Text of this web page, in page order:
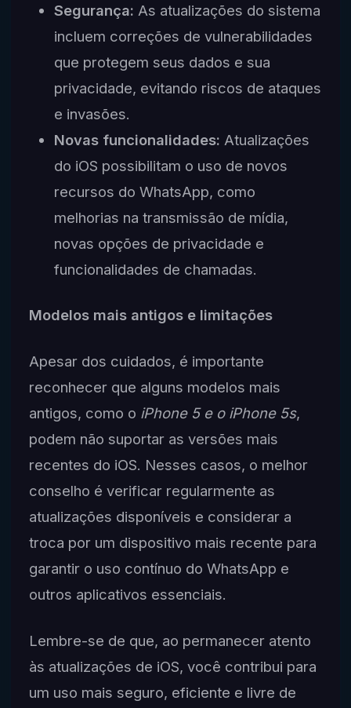
Segurança: As atualizações do sistema
incluem correções de vulnerabilidades
que protegem seus dados e sua
privacidade, evitando riscos de ataques
e invasões.
Novas funcionalidades: Atualizações
do iOS possibilitam o uso de novos
recursos do WhatsApp, como
melhorias na transmissão de mídia,
novas opções de privacidade e
funcionalidades de chamadas.
Modelos mais antigos e limitações
Apesar dos cuidados, é importante
reconhecer que alguns modelos mais
antigos, como o iPhone 5 e o iPhone 5s,
podem não suportar as versões mais
recentes do iOS. Nesses casos, o melhor
conselho é verificar regularmente as
atualizações disponíveis e considerar a
troca por um dispositivo mais recente para
garantir o uso contínuo do WhatsApp e
outros aplicativos essenciais.
Lembre-se de que, ao permanecer atento
às atualizações de iOS, você contribui para
um uso mais seguro, eficiente e livre de